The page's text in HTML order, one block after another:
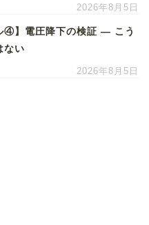
2026年8月5日
④】電圧降下の検証 ― こう
ない
2026年8月5日